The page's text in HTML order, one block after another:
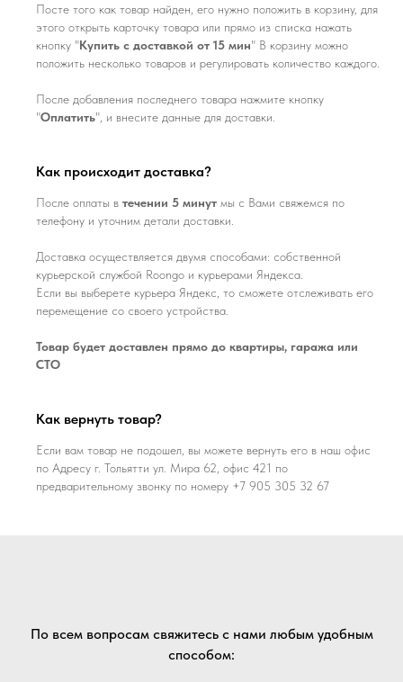
Посте того как товар найден, его нужно положить в корзину, для
этого открыть карточку товара или прямо из списка нажать
кнопку "Купить с доставкой от 15 мин" В корзину можно
положить несколько товаров и регулировать количество каждого.
После добавления последнего товара нажмите кнопку
"Оплатить", и внесите данные для доставки.
Как происходит доставка?
После оплаты в течении 5 минут мы с Вами свяжемся по
телефону и уточним детали доставки.
Доставка осуществляется двумя способами: собственной
курьерской службой Roongo и курьерами Яндекса.
Если вы выберете курьера Яндекс, то сможете отслеживать его
перемещение со своего устройства.
Товар будет доставлен прямо до квартиры, гаража или
СТО
Как вернуть товар?
Если вам товар не подошел, вы можете вернуть его в наш офис
по Адресу г. Тольятти ул. Мира 62, офис 421 по
предварительному звонку по номеру +7 905 305 32 67
По всем вопросам свяжитесь с нами любым удобным
способом: